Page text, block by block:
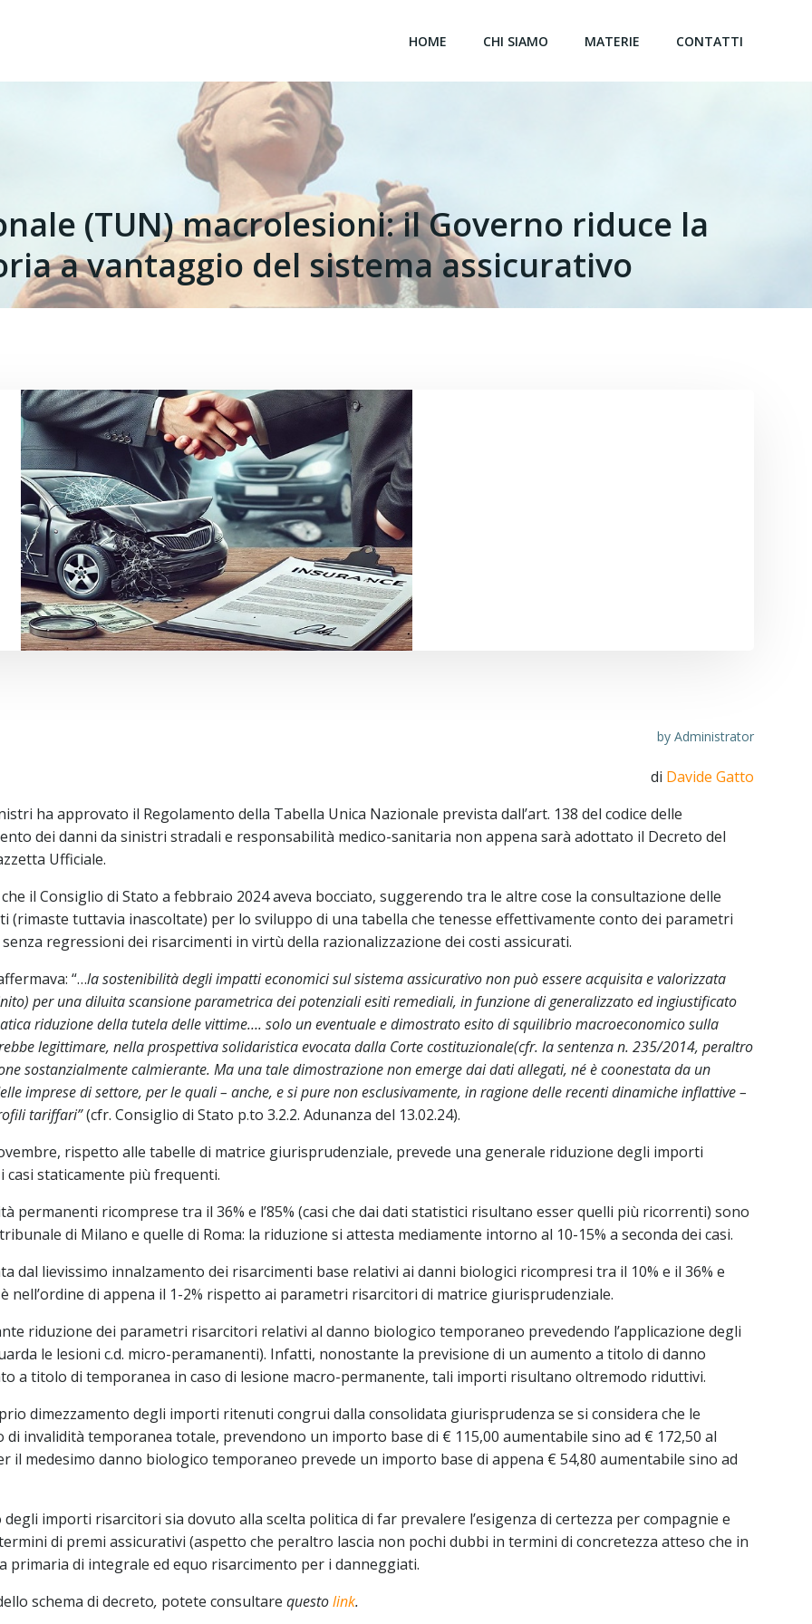
HOME CHI SIAMO MATERIE CONTATTI
(TUN) macrolesioni: il Governo riduce la
a vantaggio del sistema assicurativo
by Administrator
di Davide Gatto
ha approvato il Regolamento della Tabella Unica Nazionale prevista dall’art. 138 del codice delle
dei danni da sinistri stradali e responsabilità medico-sanitaria non appena sarà adottato il Decreto del
Ufficiale.
il Consiglio di Stato a febbraio 2024 aveva bocciato, suggerendo tra le altre cose la consultazione delle
(rimaste tuttavia inascoltate) per lo sviluppo di una tabella che tenesse effettivamente conto dei parametri
regressioni dei risarcimenti in virtù della razionalizzazione dei costi assicurati.
“…la sostenibilità degli impatti economici sul sistema assicurativo non può essere acquisita e valorizzata
per una diluita scansione parametrica dei potenziali esiti remediali, in funzione di generalizzato ed ingiustificato
riduzione della tutela delle vittime…. solo un eventuale e dimostrato esito di squilibrio macroeconomico sulla
legittimare, nella prospettiva solidaristica evocata dalla Corte costituzionale(cfr. la sentenza n. 235/2014, peraltro
sostanzialmente calmierante. Ma una tale dimostrazione non emerge dai dati allegati, né è coonestata da un
imprese di settore, per le quali – anche, e si pure non esclusivamente, in ragione delle recenti dinamiche inflattive –
tariffari”(cfr. Consiglio di Stato p.to 3.2.2. Adunanza del 13.02.24).
rispetto alle tabelle di matrice giurisprudenziale, prevede una generale riduzione degli importi
staticamente più frequenti.
ricomprese tra il 36% e l’85% (casi che dai dati statistici risultano esser quelli più ricorrenti) sono
di Milano e quelle di Roma: la riduzione si attesta mediamente intorno al 10-15% a seconda dei casi.
dal lievissimo innalzamento dei risarcimenti base relativi ai danni biologici ricompresi tra il 10% e il 36% e
nell’ordine di appena il 1-2% rispetto ai parametri risarcitori di matrice giurisprudenziale.
riduzione dei parametri risarcitori relativi al danno biologico temporaneo prevedendo l’applicazione degli
le lesioni c.d. micro-peramanenti). Infatti, nonostante la previsione di un aumento a titolo di danno
a titolo di temporanea in caso di lesione macro-permanente, tali importi risultano oltremodo riduttivi.
dimezzamento degli importi ritenuti congrui dalla consolidata giurisprudenza se si considera che le
invalidità temporanea totale, prevendono un importo base di € 115,00 aumentabile sino ad € 172,50 al
medesimo danno biologico temporaneo prevede un importo base di appena € 54,80 aumentabile sino ad
importi risarcitori sia dovuto alla scelta politica di far prevalere l’esigenza di certezza per compagnie e
di premi assicurativi (aspetto che peraltro lascia non pochi dubbi in termini di concretezza atteso che in
primaria di integrale ed equo risarcimento per i danneggiati.
schema di decreto, potete consultare questolink.